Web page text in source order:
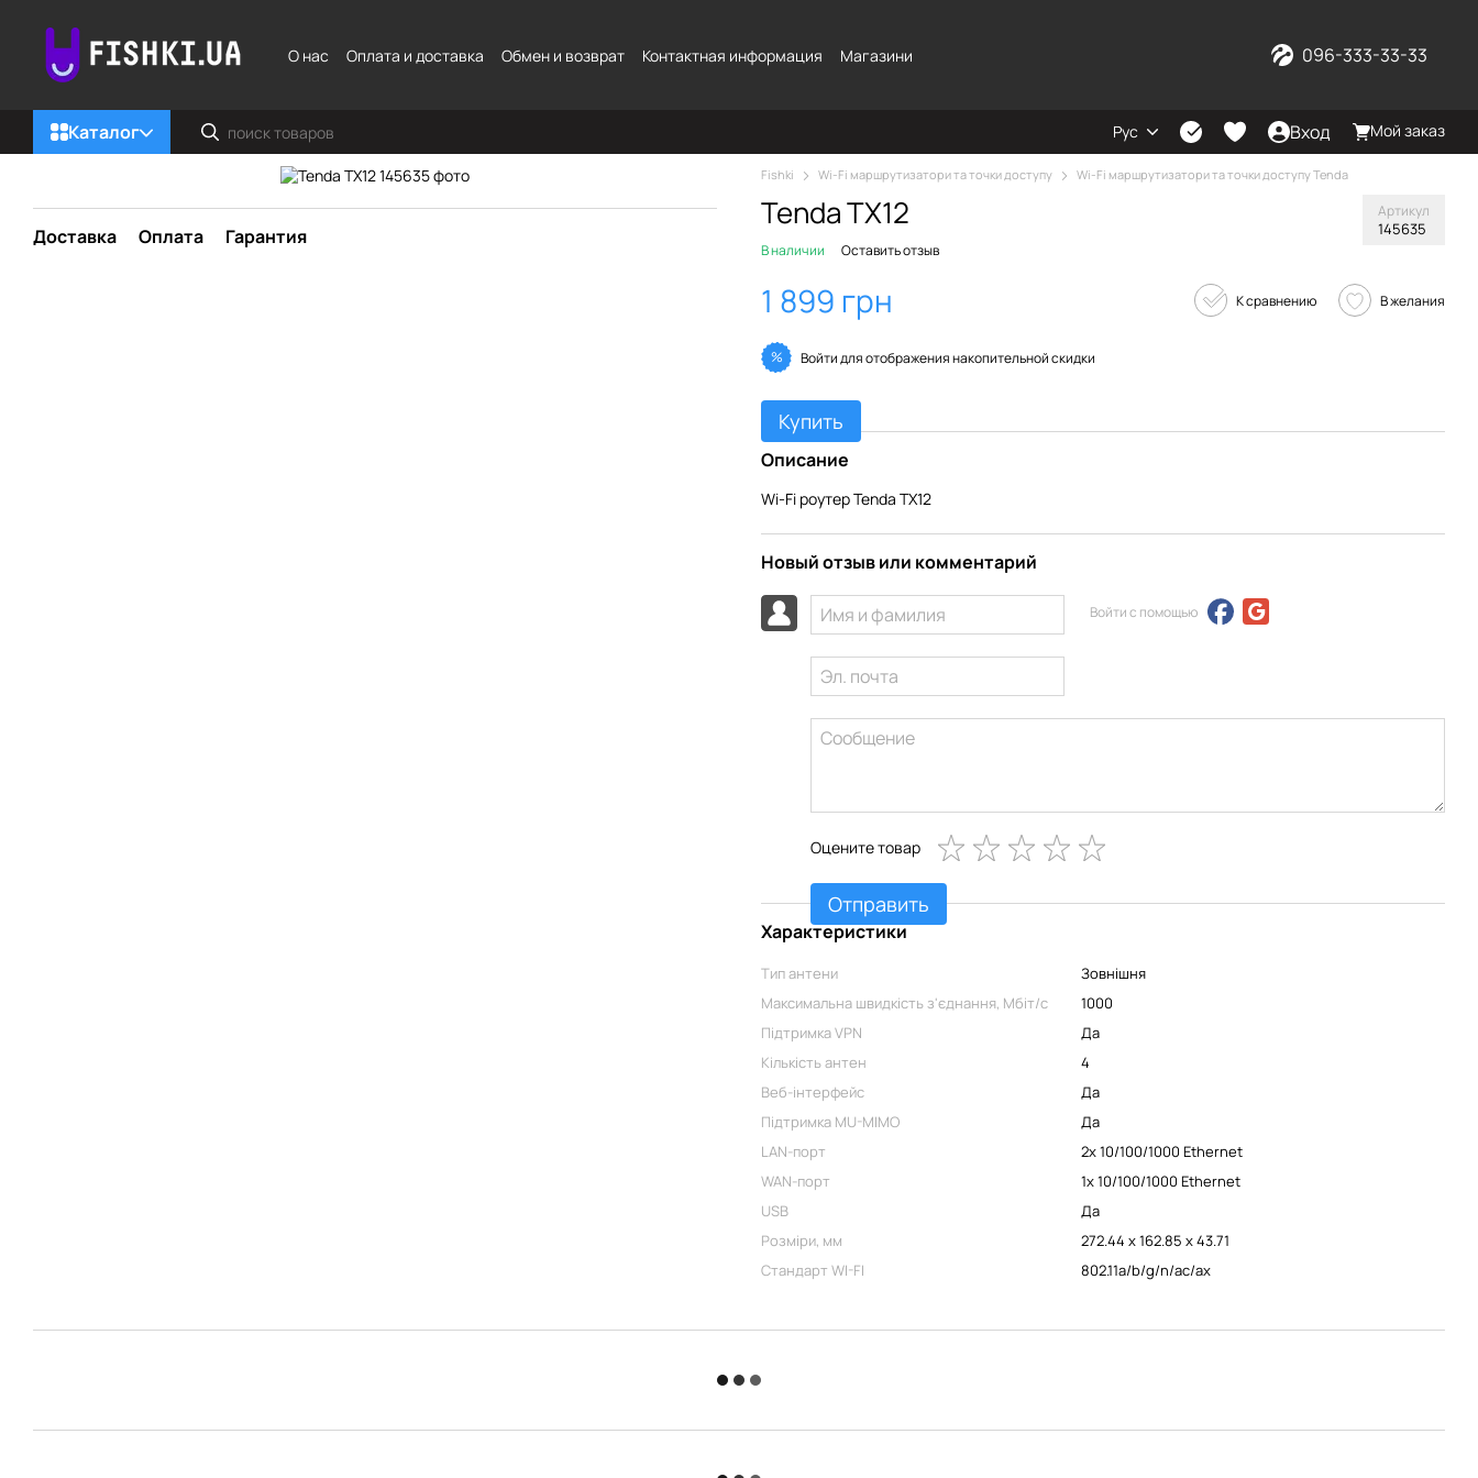
О нас
Оплата и доставка Обмен и возврат Контактная информация Магазини 096-333-33-33
Каталог Рус Вход Мой заказ
Доставка Оплата Гарантия
Fishki Wi-Fi маршрутизатори та точки доступу Wi-Fi маршрутизатори та точки доступу Tenda
Tenda TX12 Артикул
145635
В наличии Оставить отзыв
1 899 грн К сравнению В желания
% Войтидля отображения накопительной скидки
Купить
Описание
Wi-Fi роутер Tenda TX12
Новый отзыв или комментарий
Войти с помощью
Оцените товар
Отправить
Характеристики
Тип антени
Зовнішня
Максимальна швидкість з'єднання, Мбіт/с
1000
Підтримка VPN
Да
Кількість антен
4
Веб-інтерфейс
Да
Підтримка MU-MIMO
Да
LAN-порт
2x 10/100/1000 Ethernet
WAN-порт
1x 10/100/1000 Ethernet
USB
Да
Розміри, мм
272.44 х 162.85 х 43.71
Стандарт WI-FI
802.11a/b/g/n/ac/ax